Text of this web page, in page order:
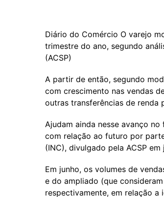
Diário do Comércio O varejo
trimestre do ano, segundo
(ACSP)
A partir de então, segundo
com crescimento nas vendas
outras transferências de renda
Ajudam ainda nesse avanço
com relação ao futuro por
(INC), divulgado pela ACSP em
Em junho, os volumes de
e do ampliado (que
respectivamente, em relação a